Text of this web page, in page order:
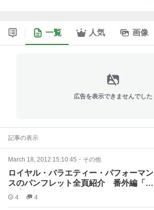
一覧 人気 画像
広告を表示できませんでした
記事の表示
March 18, 2012 15:10:45 ・ その他
ロイヤル・バラエティー・パフォーマン
スのパンフレット全頁紹介 番外編「安
い席ってどこ？」
4 4